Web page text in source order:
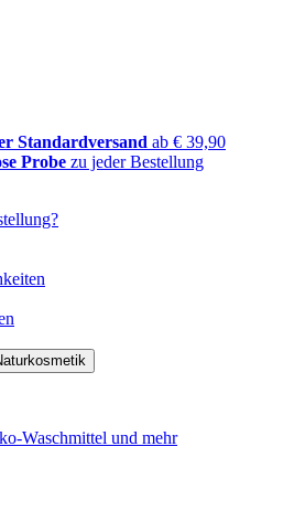
Standardversand ab € 39,90
Probe zu jeder Bestellung
Waschmittel und mehr